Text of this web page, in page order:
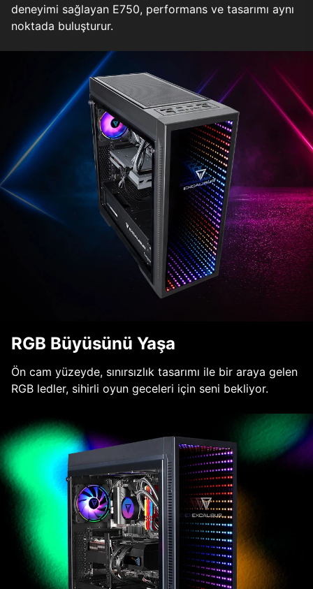
deneyimi sağlayan E750, performans ve tasarımı aynı
noktada buluşturur.
RGB Büyüsünü Yaşa
Ön cam yüzeyde, sınırsızlık tasarımı ile bir araya gelen
RGB ledler, sihirli oyun geceleri için seni bekliyor.